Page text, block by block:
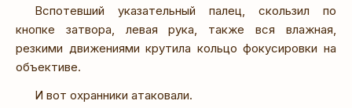
Вспотевший указательный палец, скользил по
кнопке затвора, левая рука, также вся влажная,
резкими движениями крутила кольцо фокусировки на
объективе.
И вот охранники атаковали.